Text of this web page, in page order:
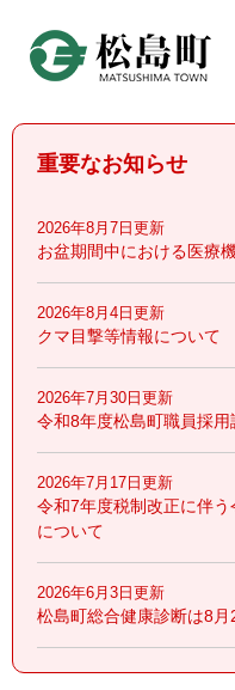
頭
重要なお知らせ
2026年8月7日更新
お盆期間中における医療
2026年8月4日更新
クマ目撃等情報について
2026年7月30日更新
令和8年度松島町職員採用
2026年7月17日更新
令和7年度税制改正に伴
について
2026年6月3日更新
松島町総合健康診断は8